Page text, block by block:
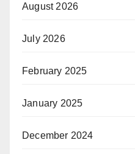
August 2026
July 2026
February 2025
January 2025
December 2024